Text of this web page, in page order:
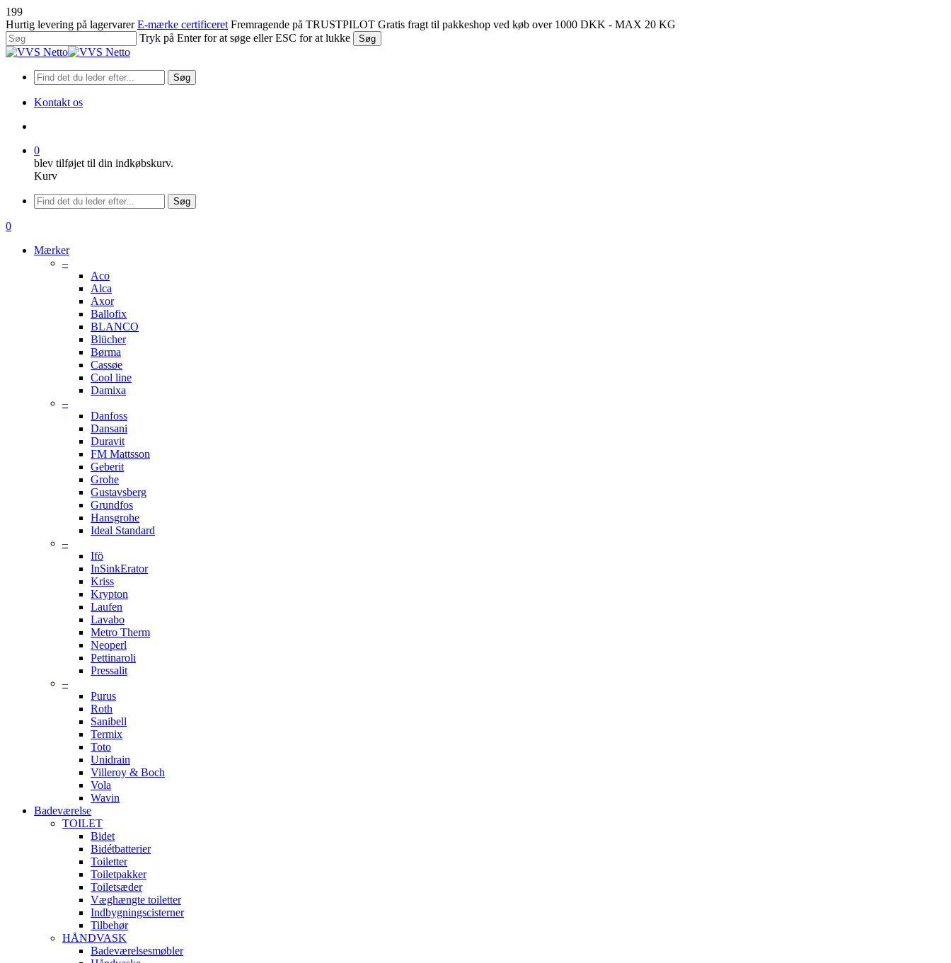
199Spring
til
hovedindhold
Hurtig levering på lagervarer E-mærke certificeret Fremragende på TRUSTPILOT Gratis fragt til pakkeshop ved køb over 1000 DKK - MAX 20 KG
Tryk på Enter for at søge eller ESC for at lukke
Søg
Luk
Søg
Kontakt os
0
blev tilføjet til din indkøbskurv.
Kurv
Menu
Søg
søge
0
Mærker
–
Aco
Alca
Axor
Ballofix
BLANCO
Blücher
Børma
Cassøe
Cool line
Damixa
–
Danfoss
Dansani
Duravit
FM Mattsson
Geberit
Grohe
Gustavsberg
Grundfos
Hansgrohe
Ideal Standard
–
Ifö
InSinkErator
Kriss
Krypton
Laufen
Lavabo
Metro Therm
Neoperl
Pettinaroli
Pressalit
–
Purus
Roth
Sanibell
Termix
Toto
Unidrain
Villeroy & Boch
Vola
Wavin
Badeværelse
TOILET
Bidet
Bidétbatterier
Toiletter
Toiletpakker
Toiletsæder
Væghængte toiletter
Indbygningscisterner
Tilbehør
HÅNDVASK
Badeværelsesmøbler